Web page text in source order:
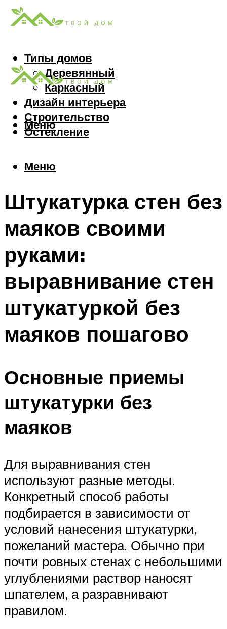
Типы домов
Деревянный
Каркасный
Дизайн интерьера
Строительство
Остекление
Меню
Меню
Штукатурка стен без
маяков своими
руками:
выравнивание стен
штукатуркой без
маяков пошагово
Основные приемы
штукатурки без
маяков
Для выравнивания стен
используют разные методы.
Конкретный способ работы
подбирается в зависимости от
условий нанесения штукатурки,
пожеланий мастера. Обычно при
почти ровных стенах с небольшими
углублениями раствор наносят
шпателем, а разравнивают
правилом.